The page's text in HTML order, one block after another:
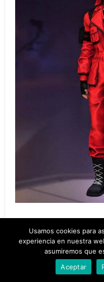
Usamos cookies para
experiencia en nuestra
asumiremos que
Aceptar